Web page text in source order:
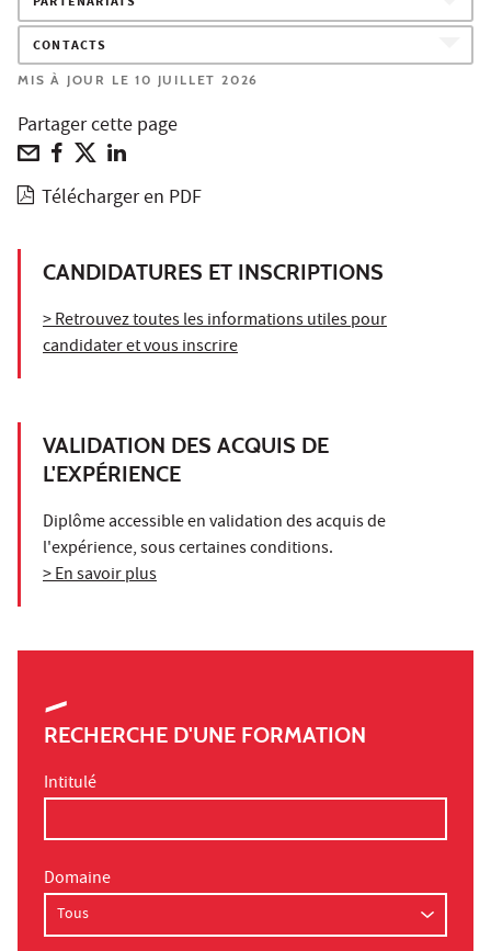
CONTACTS
MIS À JOUR LE 10 JUILLET 2026
Partager cette page
Télécharger en PDF
CANDIDATURES ET INSCRIPTIONS
> Retrouvez toutes les informations utiles pour
candidater et vous inscrire
VALIDATION DES ACQUIS DE
L'EXPÉRIENCE
Diplôme accessible en validation des acquis de
l'expérience, sous certaines conditions.
> En savoir plus
RECHERCHE D'UNE FORMATION
Intitulé
Domaine